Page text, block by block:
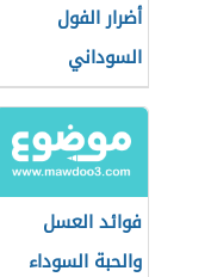
أضرار الفول
السوداني
فوائد العسل
والحبة السوداء